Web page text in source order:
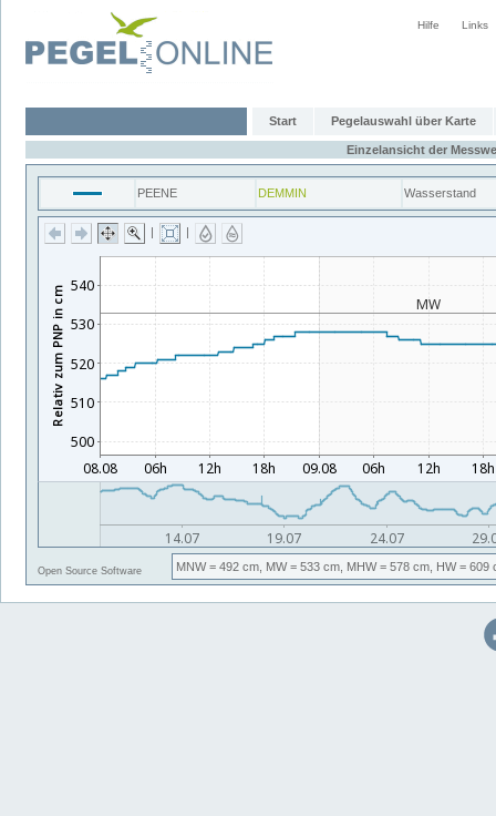
Hilfe Links
Start Pegelauswahl über Karte
Einzelansicht der
PEENE DEMMIN Wasserstand
| |
Open Source Software MNW= 492 cm, MW= 533 cm, MHW= 578 cm, HW= 609